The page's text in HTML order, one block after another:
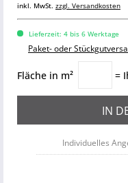
inkl. MwSt. zzgl. Versandkosten
Lieferzeit: 4 bis 6 Werktage
Paket- oder
Fläche in m² =
IN
Individuelles